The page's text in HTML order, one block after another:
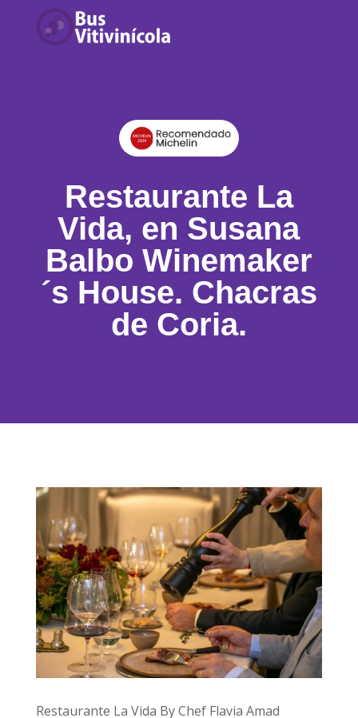
Restaurante La
Vida, en Susana
Balbo Winemaker
´s House. Chacras
de Coria.
Restaurante La Vida By Chef Flavia Amad